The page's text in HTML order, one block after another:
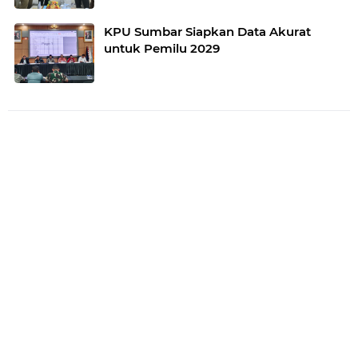
KPU Sumbar Siapkan Data Akurat
untuk Pemilu 2029